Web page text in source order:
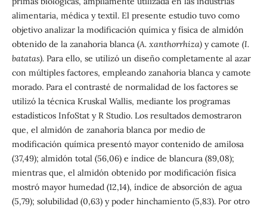
alimentaria, médica y textil. El presente estudio tuvo como
objetivo analizar la modificación química y física de almidón
obtenido de la zanahoria blanca (A. xanthorrhiza)y camote (I.
batatas). Para ello, se utilizó un diseño completamente al azar
con múltiples factores, empleando zanahoria blanca y camote
morado. Para el contrasté de normalidad de los factores se
utilizó la técnica Kruskal Wallis, mediante los programas
estadísticos InfoStat y R Studio. Los resultados demostraron
que, el almidón de zanahoria blanca por medio de
modificación química presentó mayor contenido de amilosa
(37,49); almidón total (56,06) e índice de blancura (89,08);
mientras que, el almidón obtenido por modificación física
mostró mayor humedad (12,14), índice de absorción de agua
(5,79); solubilidad (0,63) y poder hinchamiento (5,83). Por otro